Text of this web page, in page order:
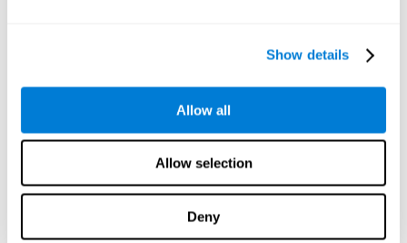
Show details
Allow all
Allow selection
Deny
surtout sur celle de la peur. L'amygdale aide à stocker et
de cheval de mer qui joue un rôle essentiel dans la formation de la
mémoire (Kosslyn, 1994), autant au niveau du classement de l'information
que de la mémoire à long-terme.
LE CORTEX CÉRÉBRAL :C'est une couche fine de tissus gris qui
se replie sur elle-même et forme des circonvolutions qui donnent au
cerveau cet aspect si caractéristique. Les circonvolutions sont délimitées
divisé en deux hémisphères, droit ou gauche, séparés par la scissure
interhémisphérique et unis par une structure appellée "corps calleux", qui